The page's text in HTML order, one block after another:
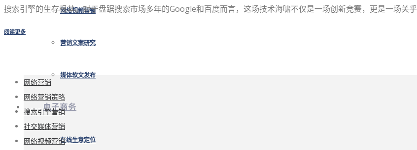
网络视频营销
营销文案研究
媒体软文发布
电子商务
在线生意定位
搜索引擎的生存根基。对于盘踞搜索市场多年的Google和百度而言，这场技术海啸不仅是一场创新竞赛，更是一场关
阅读更多
网络营销
网络营销策略
搜索引擎营销
社交媒体营销
网络视频营销